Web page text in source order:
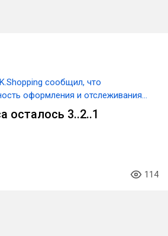
сообщил, что
оформления и отслеживания
осталось 3..2..1
114